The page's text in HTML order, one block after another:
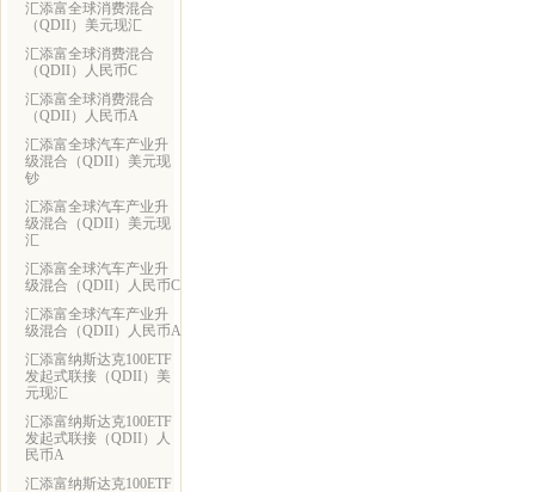
汇添富全球消费混合
（QDII）美元现汇
汇添富全球消费混合
（QDII）人民币C
汇添富全球消费混合
（QDII）人民币A
汇添富全球汽车产业升
级混合（QDII）美元现
钞
汇添富全球汽车产业升
级混合（QDII）美元现
汇
汇添富全球汽车产业升
级混合（QDII）人民币C
汇添富全球汽车产业升
级混合（QDII）人民币A
汇添富纳斯达克100ETF
发起式联接（QDII）美
元现汇
汇添富纳斯达克100ETF
发起式联接（QDII）人
民币A
汇添富纳斯达克100ETF